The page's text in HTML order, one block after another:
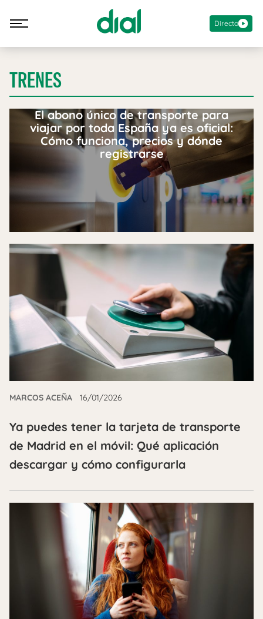
Directo
TRENES
El abono único de transporte para
viajar por toda España ya es oficial:
Cómo funciona, precios y dónde
registrarse
MARCOS ACEÑA 16/01/2026
Ya puedes tener la tarjeta de transporte
de Madrid en el móvil: Qué aplicación
descargar y cómo configurarla